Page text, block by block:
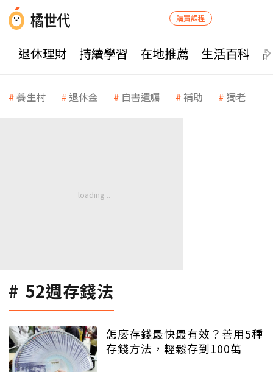
購買課程
退休理財 持續學習 在地推薦 生活百科
養生村 退休金 自書遺囑 補助 獨老
52週存錢法
怎麼存錢最快最有效？善用5種
存錢方法，輕鬆存到100萬